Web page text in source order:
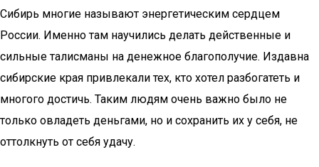
Сибирь многие называют энергетическим сердцем
России. Именно там научились делать действенные и
сильные талисманы на денежное благополучие. Издавна
сибирские края привлекали тех, кто хотел разбогатеть и
многого достичь. Таким людям очень важно было не
только овладеть деньгами, но и сохранить их у себя, не
оттолкнуть от себя удачу.